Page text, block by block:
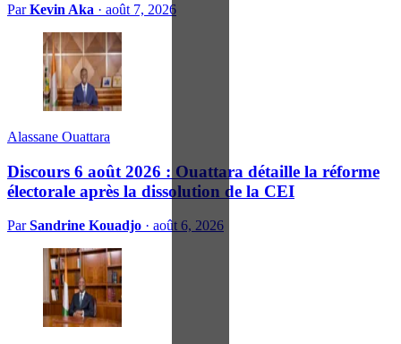
ParKevin Aka · août 7, 2026
Alassane Ouattara
Discours 6 août 2026 : Ouattara détaille la réforme
électorale après la dissolution de la CEI
ParSandrine Kouadjo · août 6, 2026